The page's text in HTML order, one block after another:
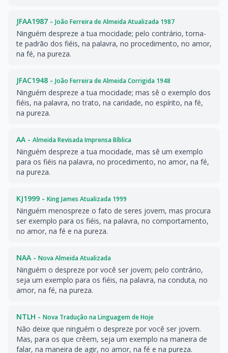
JFAA1987 - João Ferreira de Almeida Atualizada 1987
Ninguém despreze a tua mocidade; pelo contrário, torna-
te padrão dos fiéis, na palavra, no procedimento, no amor,
na fé, na pureza.
JFAC1948 - João Ferreira de Almeida Corrigida 1948
Ninguém despreze a tua mocidade; mas sê o exemplo dos
fiéis, na palavra, no trato, na caridade, no espírito, na fé,
na pureza.
AA - Almeida Revisada Imprensa Bíblica
Ninguém despreze a tua mocidade, mas sê um exemplo
para os fiéis na palavra, no procedimento, no amor, na fé,
na pureza.
KJ1999 - King James Atualizada 1999
Ninguém menospreze o fato de seres jovem, mas procura
ser exemplo para os fiéis, na palavra, no comportamento,
no amor, na fé e na pureza.
NAA - Nova Almeida Atualizada
Ninguém o despreze por você ser jovem; pelo contrário,
seja um exemplo para os fiéis, na palavra, na conduta, no
amor, na fé, na pureza.
NTLH - Nova Tradução na Linguagem de Hoje
Não deixe que ninguém o despreze por você ser jovem.
Mas, para os que crêem, seja um exemplo na maneira de
falar, na maneira de agir, no amor, na fé e na pureza.